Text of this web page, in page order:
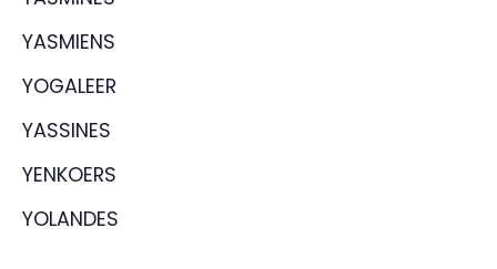
YASMIENS
YOGALEER
YASSINES
YENKOERS
YOLANDES